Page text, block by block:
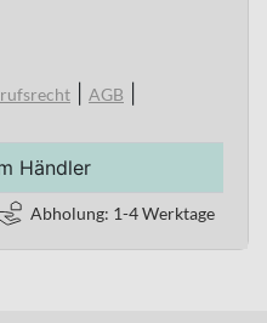
AGB
Händler
Abholung: 1-4 Werktage